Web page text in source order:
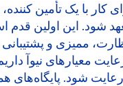
کار با یک تأمین کننده،
شود. این اولین قدم
مميزى و
معیارهای نیوآ
شود. پایگاه‌های